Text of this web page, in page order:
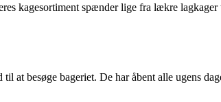
kagesortiment spænder lige fra lækre
at besøge bageriet. De har åbent alle ugens